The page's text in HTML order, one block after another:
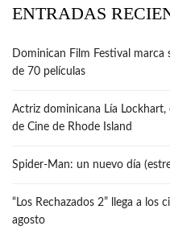
ENTRADAS
Dominican Film Festival marca
de 70 películas
Actriz dominicana Lía
de Cine de Rhode Island
Spider-Man: un nuevo día
“Los Rechazados 2” llega a
agosto